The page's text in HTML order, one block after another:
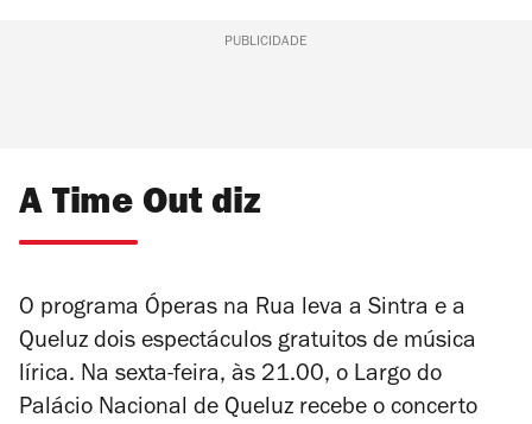
PUBLICIDADE
A Time Out diz
O programa Óperas na Rua leva a Sintra e a
Queluz dois espectáculos gratuitos de música
lírica. Na sexta-feira, às 21.00, o Largo do
Palácio Nacional de Queluz recebe o concerto